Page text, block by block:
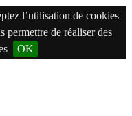
l’utilisation de cookies
permettre de réaliser des
OK